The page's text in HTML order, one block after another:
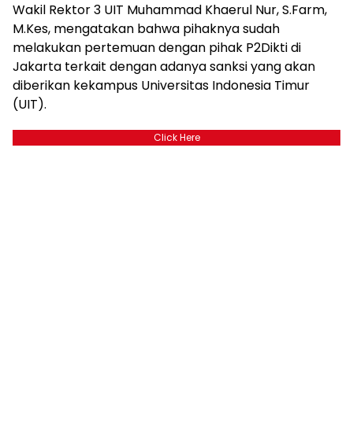
Wakil Rektor 3 UIT Muhammad Khaerul Nur, S.Farm,
M.Kes, mengatakan bahwa pihaknya sudah
melakukan pertemuan dengan pihak P2Dikti di
Jakarta terkait dengan adanya sanksi yang akan
diberikan kekampus Universitas Indonesia Timur
(UIT).
Click Here